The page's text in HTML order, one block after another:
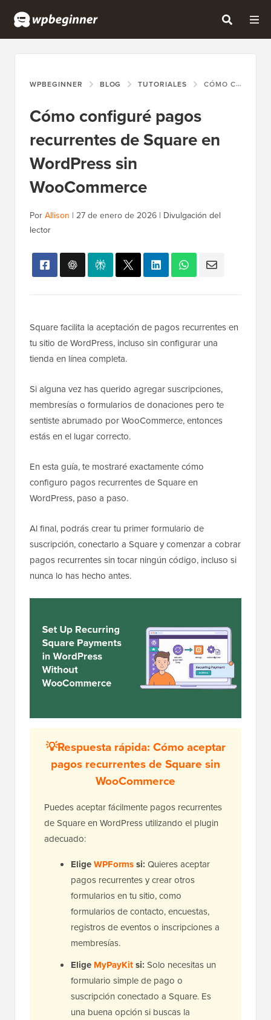
WPBEGINNER BLOG TUTORIALES CÓMO CONFIGURÉ PAGOS RECURRENTES DE SQUARE EN WORDPRESS SIN WOOCOMMERCE
Cómo configuré pagos
recurrentes de Square en
WordPress sin
WooCommerce
PorAllison | 27 de enero de 2026 | Divulgación del
lector
Square facilita la aceptación de pagos recurrentes en
tu sitio de WordPress, incluso sin configurar una
tienda en línea completa.
Si alguna vez has querido agregar suscripciones,
membresías o formularios de donaciones pero te
sentiste abrumado por WooCommerce, entonces
estás en el lugar correcto.
En esta guía, te mostraré exactamente cómo
configuro pagos recurrentes de Square en
WordPress, paso a paso.
Al final, podrás crear tu primer formulario de
suscripción, conectarlo a Square y comenzar a cobrar
pagos recurrentes sin tocar ningún código, incluso si
nunca lo has hecho antes.
💡Respuesta rápida: Cómo aceptar
pagos recurrentes de Square sin
WooCommerce
Puedes aceptar fácilmente pagos recurrentes
de Square en WordPress utilizando el plugin
adecuado:
EligeWPFormssi: Quieres aceptar
pagos recurrentes y crear otros
formularios en tu sitio, como
formularios de contacto, encuestas,
registros de eventos o inscripciones a
membresías.
Elige MyPayKitsi: Solo necesitas un
formulario simple de pago o
suscripción conectado a Square. Es
una buena opción si buscas la